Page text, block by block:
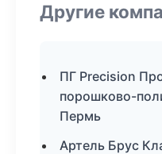
Другие
ПГ Precision
порошково-
Пермь
Артель Брус